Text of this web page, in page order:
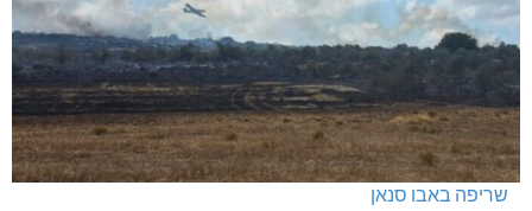
שריפה באבו סנאן